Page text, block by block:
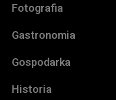
Fotografia
Gastronomia
Gospodarka
Historia